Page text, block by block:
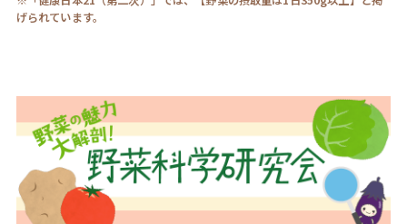
げられています。